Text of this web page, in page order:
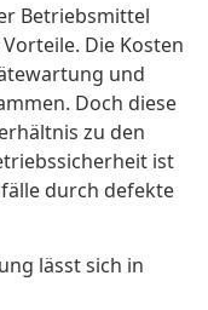
Betriebsmittel
Die Kosten
und
Doch diese
zu den
ist
durch defekte
lässt sich in